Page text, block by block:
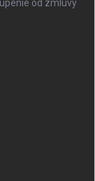
od zmluvy